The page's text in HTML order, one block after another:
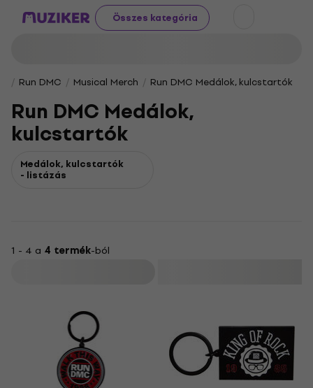
Összes kategória
Run DMC Musical Merch Run DMC Medálok, kulcstartók
Run DMC Medálok,
kulcstartók
Medálok, kulcstartók
- listázás
1 - 4 a 4 termék-ból